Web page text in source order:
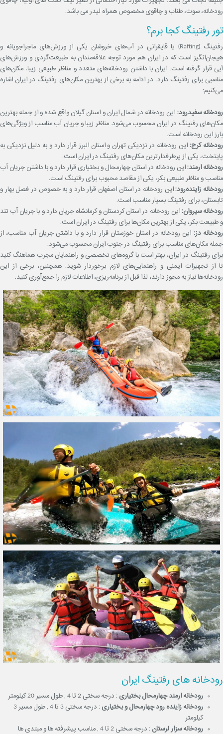
رودخانه، سوت، طناب و چاقوی مخصوص همراه لیدر می باشد.
تور رفتینگ کجا برم؟
رفتینگ (Rafting) یا قایقرانی در آب‌های خروشان یکی از ورزش‌های ماجراجویانه و
هیجان‌انگیز است که در ایران هم مورد توجه علاقه‌مندان به طبیعت‌گردی و ورزش‌های
آبی قرار گرفته است. ایران با داشتن رودخانه‌های متعدد و مناظر طبیعی زیبا، مکان‌های
مناسبی برای رفتینگ دارد. در ادامه به برخی از بهترین مکان‌های رفتینگ در ایران اشاره
می‌کنیم:
رودخانه سفیدرود: این رودخانه در شمال ایران و استان گیلان واقع شده و از جمله بهترین
مکان‌های رفتینگ در ایران محسوب می‌شود. مناظر زیبا و جریان آب مناسب از ویژگی‌های
بارز این رودخانه است.
رودخانه کرج:این رودخانه در نزدیکی تهران و استان البرز قرار دارد و به دلیل نزدیکی به
پایتخت، یکی از پرطرفدارترین مکان‌های رفتینگ در ایران است.
رودخانه ارمند: این رودخانه در استان چهارمحال و بختیاری قرار دارد و با داشتن جریان آب
مناسب و مناظر طبیعی بکر، یکی از مقاصد محبوب برای رفتینگ است.
رودخانه زاینده‌رود:این رودخانه در استان اصفهان قرار دارد و به خصوص در فصل بهار و
تابستان، برای رفتینگ بسیار مناسب است.
رودخانه سیروان: این رودخانه در استان کردستان و کرمانشاه جریان دارد و با جریان آب تند
و طبیعت بکر، یکی از بهترین مکان‌ها برای رفتینگ در ایران است.
رودخانه دز: این رودخانه در استان خوزستان قرار دارد و با داشتن جریان آب مناسب، از
جمله مکان‌های مناسب برای رفتینگ در جنوب ایران محسوب می‌شود.
برای رفتینگ در ایران، بهتر است با گروه‌های تخصصی و راهنمایان مجرب هماهنگ کنید
تا از تجهیزات ایمنی و راهنمایی‌های لازم برخوردار شوید. همچنین، برخی از این
رودخانه‌ها نیاز به مجوز دارند، لذا قبل از برنامه‌ریزی، اطلاعات لازم را جمع‌آوری کنید.
رودخانه های رفتینگ ایران
رودخانه ارمند چهارمحال بختیاری : درجه سختی 2 تا 4 , طول مسیر 20 کیلومتر
رودخانه زاینده رود چهارمحال و بختیاری
: درجه سختی 3 تا 4 , طول مسیر 3
کیلومتر
رودخانه سزار لرستان : درجه سختی 2 تا 4 , مناسب پیشرفته ها و مبتدی ها